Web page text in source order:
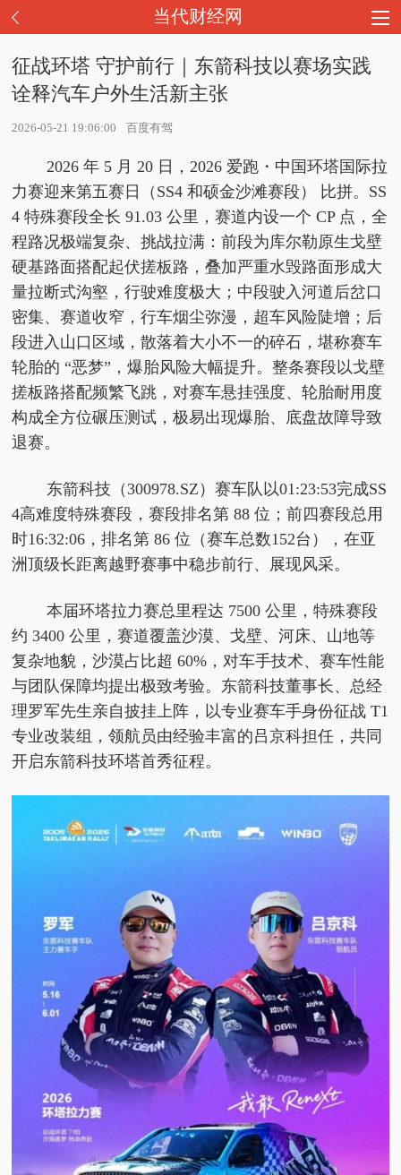
当代财经网
征战环塔 守护前行｜东箭科技以赛场实践
诠释汽车户外生活新主张
2026-05-21 19:06:00 百度有驾
2026 年 5 月 20 日，2026 爱跑・ 中国环塔国际拉
力赛迎来第五赛日（SS4 和硕金沙滩赛段） 比拼。SS
4 特殊赛段全长 91.03 公里，赛道内设一个 CP 点，全
程路况极端复杂、挑战拉满：前段为库尔勒原生戈壁
硬基路面搭配起伏搓板路，叠加严重水毁路面形成大
量拉断式沟壑，行驶难度极大；中段驶入河道后岔口
密集、赛道收窄，行车烟尘弥漫，超车风险陡增；后
段进入山口区域，散落着大小不一的碎石，堪称赛车
轮胎的 “恶梦”，爆胎风险大幅提升。整条赛段以戈壁
搓板路搭配频繁飞跳，对赛车悬挂强度、轮胎耐用度
构成全方位碾压测试，极易出现爆胎、底盘故障导致
退赛。
东箭科技（300978.SZ）赛车队以01:23:53完成SS
4高难度特殊赛段，赛段排名第 88 位；前四赛段总用
时16:32:06，排名第 86 位（赛车总数152台），在亚
洲顶级长距离越野赛事中稳步前行、展现风采。
本届环塔拉力赛总里程达 7500 公里，特殊赛段
约 3400 公里，赛道覆盖沙漠、戈壁、河床、山地等
复杂地貌，沙漠占比超 60%，对车手技术、赛车性能
与团队保障均提出极致考验。东箭科技董事长、总经
理罗军先生亲自披挂上阵，以专业赛车手身份征战 T1
专业改装组，领航员由经验丰富的吕京科担任，共同
开启东箭科技环塔首秀征程。